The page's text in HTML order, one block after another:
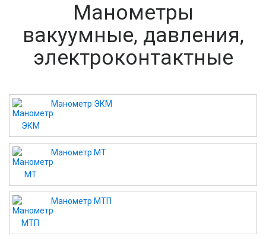
Манометры
вакуумные, давления,
электроконтактные
Манометр ЭКМ
Манометр МТ
Манометр МТП